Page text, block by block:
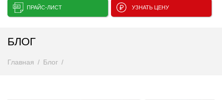
ПРАЙС-ЛИСТ УЗНАТЬ ЦЕНУ
БЛОГ
Главная Блог